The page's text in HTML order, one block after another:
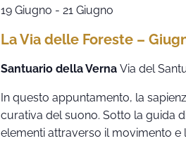
La Via delle Foreste –
19 Giugno - 21 Giugno
Santuario della Verna Via del
In questo appuntamento, la
curativa del suono. Sotto la guida
elementi attraverso il movimento e